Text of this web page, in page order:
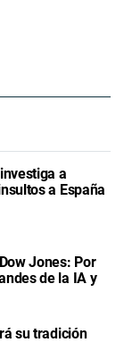
a
a España
Jones: Por
de la IA y
su tradición